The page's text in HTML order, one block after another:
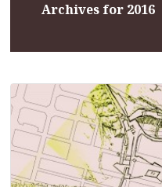
Archives for 2016